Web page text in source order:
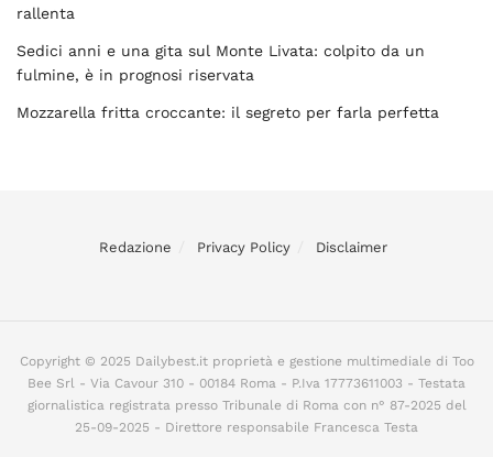
rallenta
Sedici anni e una gita sul Monte Livata: colpito da un
fulmine, è in prognosi riservata
Mozzarella fritta croccante: il segreto per farla perfetta
Redazione Privacy Policy Disclaimer
Copyright © 2025 Dailybest.it proprietà e gestione multimediale di Too
Bee Srl - Via Cavour 310 - 00184 Roma - P.Iva 17773611003 - Testata
giornalistica registrata presso Tribunale di Roma con n° 87-2025 del
25-09-2025 - Direttore responsabile Francesca Testa